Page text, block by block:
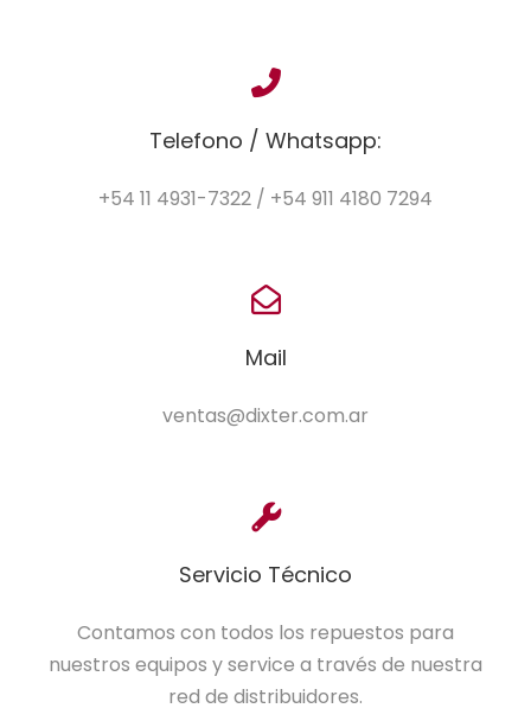
Telefono / Whatsapp:
+54 11 4931-7322 / +54 911 4180 7294
Mail
ventas@dixter.com.ar
Servicio Técnico
Contamos con todos los repuestos para
nuestros equipos y service a través de nuestra
red de distribuidores.